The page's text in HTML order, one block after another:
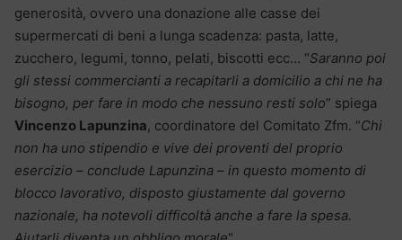
generosità, ovvero una donazione alle casse dei
supermercati di beni a lunga scadenza: pasta, latte,
zucchero, legumi, tonno, pelati, biscotti ecc… “Saranno poi
gli stessi commercianti a recapitarli a domicilio a chi ne ha
bisogno, per fare in modo che nessuno resti solo” spiega
Vincenzo Lapunzina, coordinatore del Comitato Zfm. “Chi
non ha uno stipendio e vive dei proventi del proprio
esercizio – conclude Lapunzina – in questo momento di
blocco lavorativo, disposto giustamente dal governo
nazionale, ha notevoli difficoltà anche a fare la spesa.